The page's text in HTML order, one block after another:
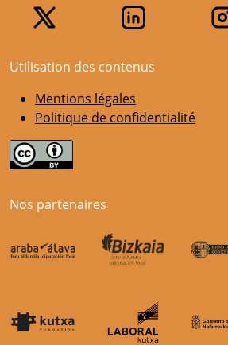
Utilisation des contenus
Mentions légales
Politique de confidentialité
Nos partenaires